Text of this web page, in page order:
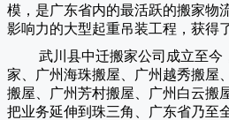
模，是广东省内的最活跃的搬家物
影响力的大型起重吊装工程，获得
武川县中迁搬家公司成立至今
家、广州海珠搬屋、广州越秀搬屋
搬屋、广州芳村搬屋、广州白云搬
把业务延伸到珠三角、广东省乃至